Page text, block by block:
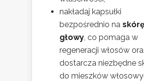
nakładaj kapsułki
bezpośrednio na
głowy , co pomaga w
regeneracji włosów
dostarcza niezbędne
do mieszków